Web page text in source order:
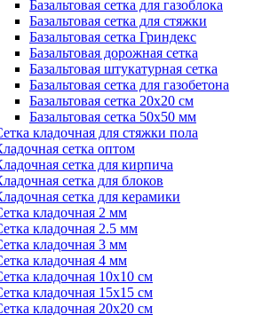
Базальтовая сетка для газоблока
Базальтовая сетка для стяжки
Базальтовая сетка Гриндекс
Базальтовая дорожная сетка
Базальтовая штукатурная сетка
Базальтовая сетка для газобетона
Базальтовая сетка 20x20 см
Базальтовая сетка 50x50 мм
кладочная для стяжки пола
сетка оптом
сетка для кирпича
сетка для блоков
сетка для керамики
кладочная 2 мм
кладочная 2.5 мм
кладочная 3 мм
кладочная 4 мм
кладочная 10x10 см
кладочная 15x15 см
кладочная 20x20 см